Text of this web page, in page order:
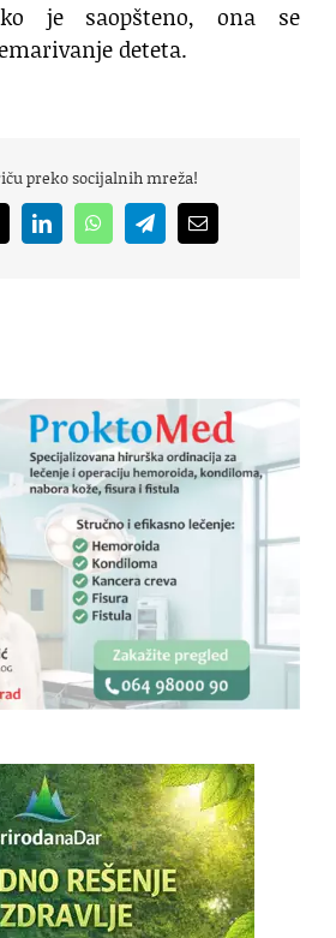
je saopšteno, ona se
deteta.
preko socijalnih mreža!
LinkedInWhatsAppTelegramEmail